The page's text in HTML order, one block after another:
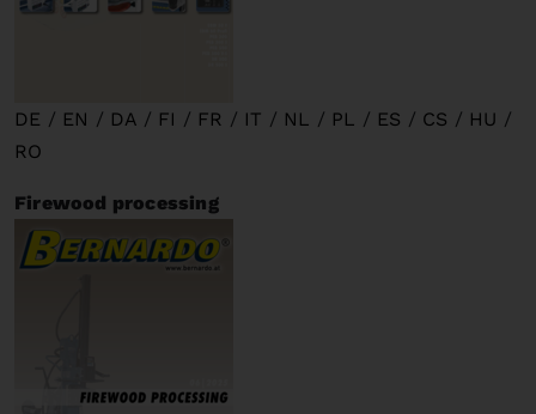
DE / EN / DA / FI / FR / IT / NL / PL / ES / CS / HU /
RO
Firewood processing